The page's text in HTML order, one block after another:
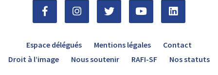
Espace délégués Mentions légales
Contact
Droit à l’image
Nous soutenir RAFI-SF Nos statuts